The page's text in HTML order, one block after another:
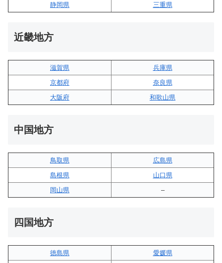
静岡県
三重県
近畿地方
滋賀県
兵庫県
京都府
奈良県
大阪府
和歌山県
中国地方
鳥取県
広島県
島根県
山口県
岡山県
–
四国地方
徳島県
愛媛県